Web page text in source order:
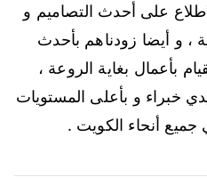
على أحدث التصاميم و
، و أيضا زودناهم بأحدث
بأعمال بغاية الروعة ،
خبراء و بأعلى المستويات
جميع أنحاء الكويت .